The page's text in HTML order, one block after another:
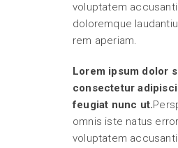
voluptatem
doloremque
rem aperiam.
Lorem ipsum dolor
consectetur
feugiat nunc ut.
omnis iste natus
voluptatem